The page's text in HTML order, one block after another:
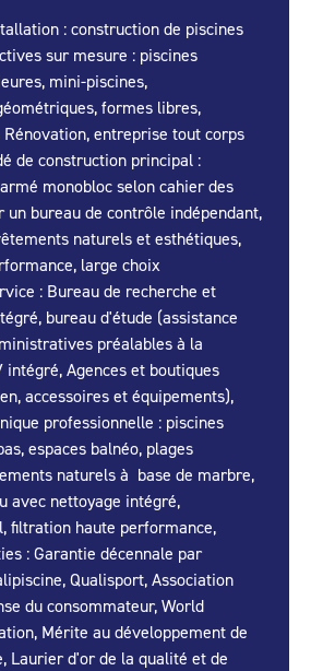
: construction de piscines
sur mesure : piscines
mini-piscines,
formes libres,
entreprise tout corps
de construction principal :
monobloc selon cahier des
un bureau de contrôle indépendant,
naturels et esthétiques,
large choix
: Bureau de recherche et
bureau d'étude (assistance
préalables à la
intégré, Agences et boutiques
accessoires et équipements),
professionnelle : piscines
espaces balnéo, plages
naturels à base de marbre,
avec nettoyage intégré,
filtration haute performance,
: Garantie décennale par
Qualisport, Association
du consommateur, World
Mérite au développement de
Laurier d'or de la qualité et de